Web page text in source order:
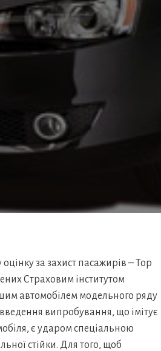
за захист пасажирів – Top
Страховим інститутом
автомобілем модельного ряду
випробування, що імітує
є ударом спеціальною
стійки. Для того, щоб